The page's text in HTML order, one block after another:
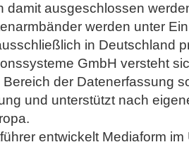
damit ausgeschlossen
werden unter
in Deutschland
GmbH versteht
der Datenerfassung
und unterstützt nach
entwickelt Mediaform